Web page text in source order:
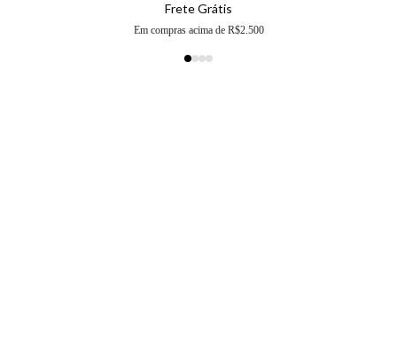
Frete Grátis
Em compras acima de R$2.500